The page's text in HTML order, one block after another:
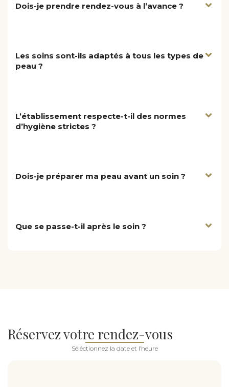
Dois-je prendre rendez-vous à l’avance ?
Les soins sont-ils adaptés à tous les types de
peau ?
L’établissement respecte-t-il des normes
d’hygiène strictes ?
Dois-je préparer ma peau avant un soin ?
Que se passe-t-il après le soin ?
Réservez votre rendez-vous
Séléctionnez la date et l’heure